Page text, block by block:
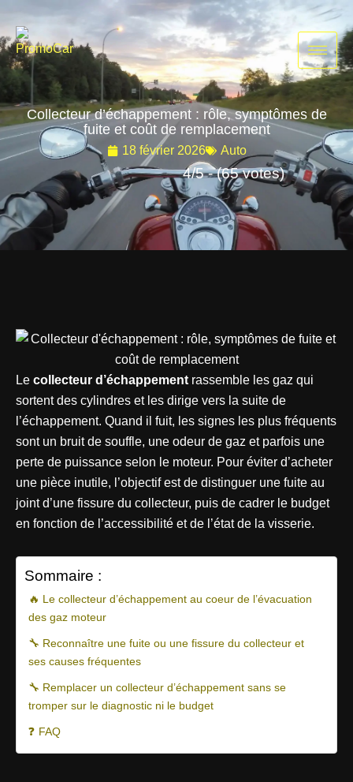
contenu
Collecteur d’échappement : rôle, symptômes de
fuite et coût de remplacement
18 février 2026 Auto
4/5 - (65 votes)
Le collecteur d’échappement rassemble les gaz qui
sortent des cylindres et les dirige vers la suite de
l’échappement. Quand il fuit, les signes les plus fréquents
sont un bruit de souffle, une odeur de gaz et parfois une
perte de puissance selon le moteur. Pour éviter d’acheter
une pièce inutile, l’objectif est de distinguer une fuite au
joint d’une fissure du collecteur, puis de cadrer le budget
en fonction de l’accessibilité et de l’état de la visserie.
Sommaire :
🔥 Le collecteur d’échappement au coeur de l’évacuation
des gaz moteur
🔧 Reconnaître une fuite ou une fissure du collecteur et
ses causes fréquentes
🔧 Remplacer un collecteur d’échappement sans se
tromper sur le diagnostic ni le budget
❓ FAQ